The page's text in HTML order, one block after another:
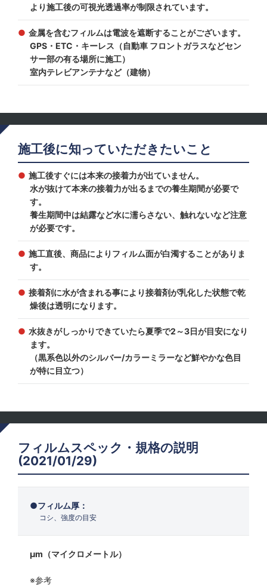
より施工後の可視光透過率が制限されています。
金属を含むフィルムは電波を遮断することがございます。
GPS・ETC・キーレス（自動車 フロントガラスなどセン
サー部の有る場所に施工）
室内テレビアンテナなど（建物）
施工後に知っていただきたいこと
施工後すぐには本来の接着力が出ていません。
水が抜けて本来の接着力が出るまでの養生期間が必要で
す。
養生期間中は結露など水に濡らさない、触れないなど注意
が必要です。
施工直後、商品によりフィルム面が白濁することがありま
す。
接着剤に水が含まれる事により接着剤が乳化した状態で乾
燥後は透明になります。
水抜きがしっかりできていたら夏季で2～3日が目安になり
ます。
（黒系色以外のシルバー/カラーミラーなど鮮やかな色目
が特に目立つ）
フィルムスペック・規格の説明
(2021/01/29)
フィルム厚：
コシ、強度の目安
μm（マイクロメートル）
※参考